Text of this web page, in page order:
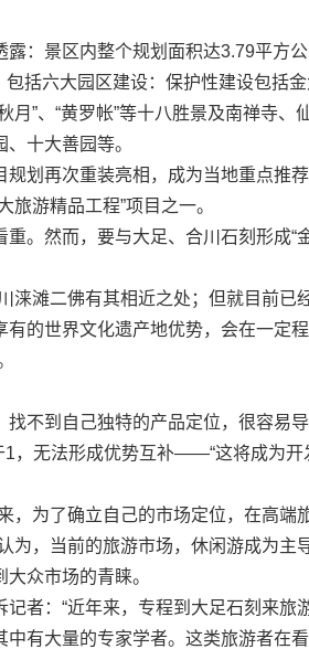
：景区内整个规划面积达3.79平方公
括六大园区建设：保护性建设包括
”、“黄罗帐”等十八胜景及南禅寺、
十大善园等。
划再次重装亮相，成为当地重点推
游精品工程”项目之一。
。然而，要与大足、合川石刻形成“
滩二佛有其相近之处；但就目前已
的世界文化遗产地优势，会在一定
不到自己独特的产品定位，很容易
1，无法形成优势互补——“这将成为开
为了确立自己的市场定位，在高端
为，当前的旅游市场，休闲游成为主
众市场的青睐。
者：“近年来，专程到大足石刻来旅
有大量的专家学者。这类旅游者在